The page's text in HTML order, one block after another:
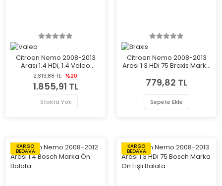
Citroen Nemo 2008-2013
Arası 1.4 HDi, 1.4 Valeo
Marka Ön Balata
2.319,88 TL %20
1.855,91 TL
Stokta Yok
Citroen Nemo 2008-2013
Arası 1.3 HDi 75 Braxis Marka
779,82 TL
Sepete Ekle
KARGO
BEDAVA
KARGO
BEDAVA